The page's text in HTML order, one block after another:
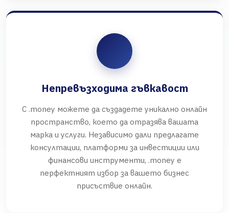
Непревъзходима гъвкавост
С .money можете да създадете уникално онлайн
пространство, което да отразява вашата
марка и услуги. Независимо дали предлагате
консултации, платформи за инвестиции или
финансови инструменти, .money е
перфектният избор за вашето бизнес
присъствие онлайн.